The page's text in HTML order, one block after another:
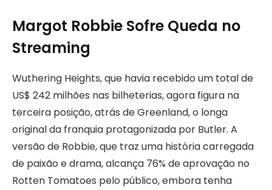
Margot Robbie Sofre Queda no
Streaming
Wuthering Heights, que havia recebido um total de
US$ 242 milhões nas bilheterias, agora figura na
terceira posição, atrás de Greenland, o longa
original da franquia protagonizada por Butler. A
versão de Robbie, que traz uma história carregada
de paixão e drama, alcança 76% de aprovação no
Rotten Tomatoes pelo público, embora tenha